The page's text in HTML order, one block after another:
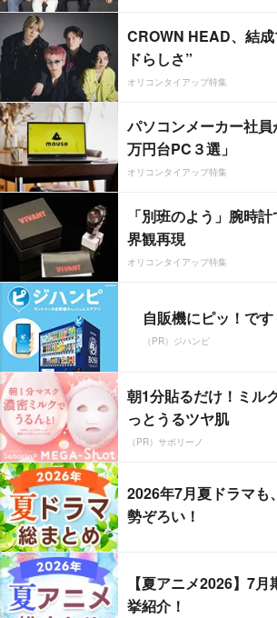
CROWN HEAD、結
ドらしさ”
オリコンタイアップ特集
パソコンメーカー社
万円台PC３選」
オリコンタイアップ特集
「別班のよう」腕時
界観再現
オリコンタイアップ特集
自販機にピッ！で
（PR）ジハンピ
朝1分貼るだけ！ミル
っとうるツヤ肌
（PR）サボリーノ
2026年7月夏ドラマも
勢ぞろい！
【夏アニメ2026】7
挙紹介！